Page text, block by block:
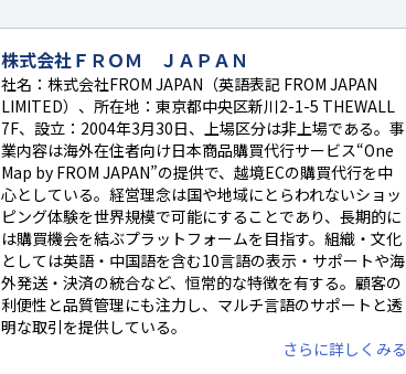
株式会社ＦＲＯＭ ＪＡＰＡＮ
社名：株式会社FROM JAPAN（英語表記 FROM JAPAN
LIMITED）、所在地：東京都中央区新川2-1-5 THEWALL
7F、設立：2004年3月30日、上場区分は非上場である。事
業内容は海外在住者向け日本商品購買代行サービス“One
Map by FROM JAPAN”の提供で、越境ECの購買代行を中
心としている。経営理念は国や地域にとらわれないショッ
ピング体験を世界規模で可能にすることであり、長期的に
は購買機会を結ぶプラットフォームを目指す。組織・文化
としては英語・中国語を含む10言語の表示・サポートや海
外発送・決済の統合など、恒常的な特徴を有する。顧客の
利便性と品質管理にも注力し、マルチ言語のサポートと透
明な取引を提供している。
さらに詳しくみる